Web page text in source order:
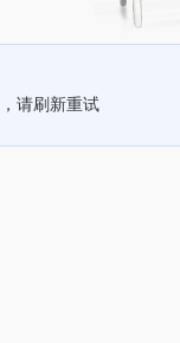
请刷新重试